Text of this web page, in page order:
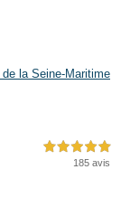
la Seine-Maritime
5,0 étoiles sur 5
185 avis